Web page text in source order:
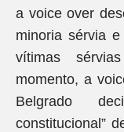
a voice over
minoria sérvia
vítimas
momento, a
Belgrado
constitucional”